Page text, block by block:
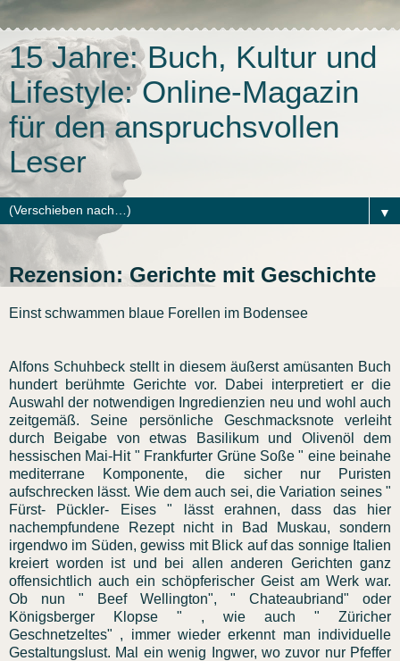
15 Jahre: Buch, Kultur und
Lifestyle: Online-Magazin
für den anspruchsvollen
Leser
▼
Rezension: Gerichte mit Geschichte
Einst schwammen blaue Forellen im Bodensee
Alfons Schuhbeck stellt in diesem äußerst amüsanten Buch
hundert berühmte Gerichte vor. Dabei interpretiert er die
Auswahl der notwendigen Ingredienzien neu und wohl auch
zeitgemäß. Seine persönliche Geschmacksnote verleiht
durch Beigabe von etwas
Basilikumund Olivenöl
dem
hessischen Mai-Hit " Frankfurter Grüne Soße " eine beinahe
mediterrane Komponente, die sicher nur Puristen
aufschrecken lässt. Wie dem auch sei, die Variation seines "
Fürst- Pückler- Eises " lässt erahnen, dass das hier
nachempfundene Rezept nicht in Bad
Muskau, sondern
irgendwo im Süden, gewiss mit Blick auf das sonnige Italien
kreiert worden ist und bei allen anderen Gerichten ganz
offensichtlich auch ein schöpferischer Geist am Werk war.
Ob nun "
BeefWellington", " Chateaubriand" oder
Königsberger
Klopse " , wie auch " Züricher
Geschnetzeltes" , immer wieder erkennt man individuelle
Gestaltungslust. Mal ein wenig Ingwer, wo zuvor nur Pfeffer